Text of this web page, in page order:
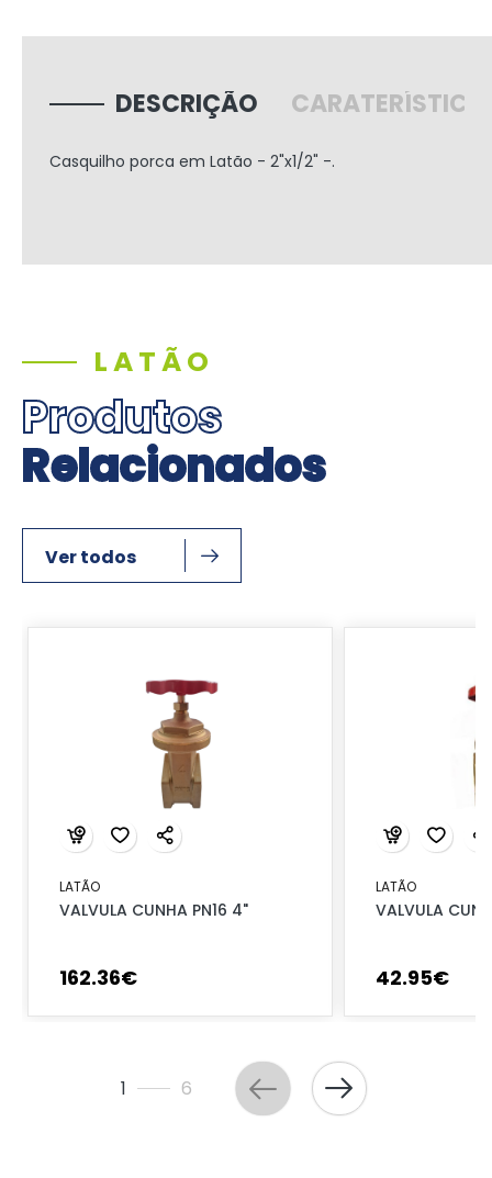
DESCRIÇÃO
Casquilho porca em Latão - 2"x1/2" -.
LATÃO
Produtos
Relacionados
Ver todos
LATÃO
VALVULA CUNHA PN16 4"
162.36€
LATÃO
VALVULA
42.95€
1 6